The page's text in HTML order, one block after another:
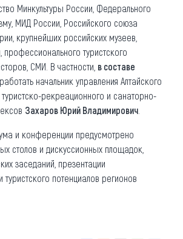
Минкультуры России, Федерального
МИД России, Российского союза
крупнейших российских музеев,
профессионального туристского
СМИ. В частности, в составе
начальник управления Алтайского
рекреационного и санаторно-
Захаров Юрий Владимирович
и конференции предусмотрено
столов и дискуссионных площадок,
заседаний, презентации
туристского потенциалов регионов